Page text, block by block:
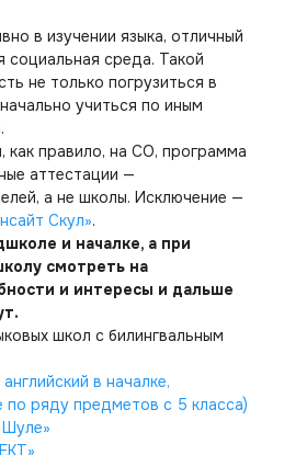
в изучении языка, отличный
социальная среда. Такой
не только погрузиться в
учиться по иным
правило, на СО, программа
аттестации —
а не школы. Исключение —
Скул».
и началке, а при
смотреть на
и интересы и дальше
школ с билингвальным
в началке,
по ряду предметов с 5 класса)